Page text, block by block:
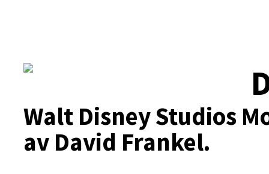
Walt Disney Studios
av David Frankel.